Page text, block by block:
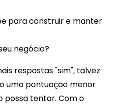
para construir e manter
negócio?
respostas "sim", talvez
uma pontuação menor
possa tentar. Com o